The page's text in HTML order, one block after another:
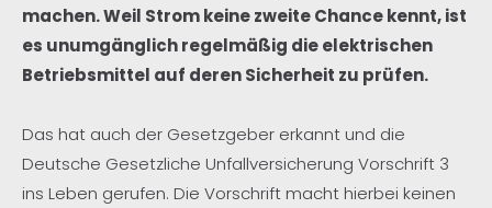
machen. Weil Strom keine zweite Chance kennt, ist
es unumgänglich regelmäßig die elektrischen
Betriebsmittel auf deren Sicherheit zu prüfen.
Das hat auch der Gesetzgeber erkannt und die
Deutsche Gesetzliche Unfallversicherung Vorschrift 3
ins Leben gerufen. Die Vorschrift macht hierbei keinen